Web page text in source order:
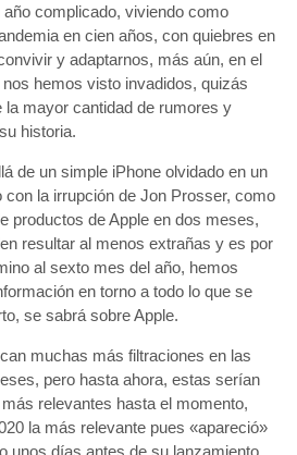
complicado, viviendo como
en cien años, con quiebres en
y adaptarnos, más aún, en el
hemos visto invadidos, quizás
la mayor cantidad de rumores y
historia.
de un simple iPhone olvidado en un
con la irrupción de Jon Prosser, como
productos de Apple en dos meses,
resultar al menos extrañas y es por
al sexto mes del año, hemos
en torno a todo lo que se
se sabrá sobre Apple.
muchas más filtraciones en las
pero hasta ahora, estas serían
relevantes hasta el momento,
la más relevante pues «apareció»
unos días antes de su lanzamiento